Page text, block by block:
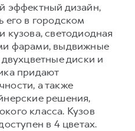
эффектный дизайн,
его в городском
светодиодная
фарами, выдвижные
диски и
придают
а также
решения,
класса. Кузов
в 4 цветах.